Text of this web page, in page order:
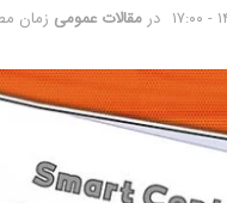
در مقالات عمومی زمان